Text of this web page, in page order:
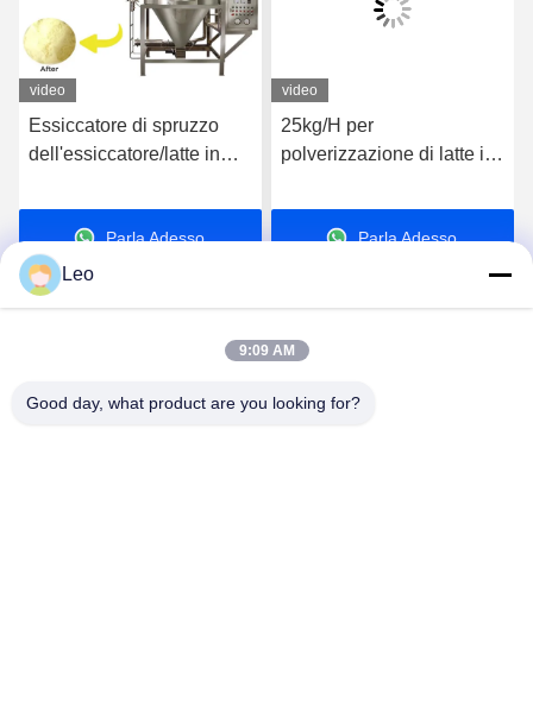
video
Essiccatore di spruzzo
dell'essiccatore/latte in
controllo 150kg/H GPL
dello SpA grande
Parla Adesso.
video
25kg/H per
polverizzazione di latte in
del glucosio della torre di
essiccaggio piccolo che fa
Parla Adesso.
Jiangsu Shengman Drying Equipment
Leo
9:09 AM
Good day, what product are you looking for?